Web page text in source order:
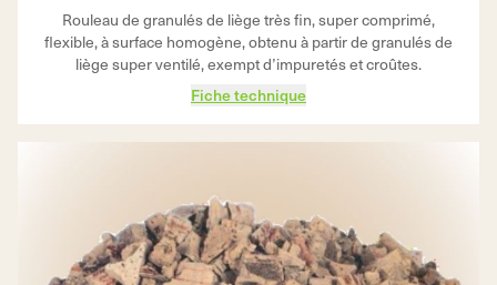
Rouleau de granulés de liège très fin, super comprimé,
flexible, à surface homogène, obtenu à partir de granulés de
liège super ventilé, exempt d’impuretés et croûtes.
Fiche technique